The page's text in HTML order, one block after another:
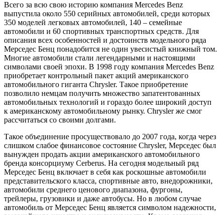
Всего за всю свою историю компания Mercedes Benz
выпустила около 550 серийных автомобилей, среди которых
350 моделей легковых автомобилей, 140 – семейные
автомобили и 60 спортивных транспортных средств. Для
описания всех особенностей и достоинств модельного ряда
Мерседес Бенц понадобится не один увесистый книжный том.
Многие автомобили стали легендарными и настоящими
символами своей эпохи. В 1998 году компания Mercedes Benz
приобретает контрольный пакет акций американского
автомобильного гиганта Chrysler. Такое приобретение
позволило немцам получить множество запатентованных
автомобильных технологий и гораздо более широкий доступ
к американскому автомобильному рынку. Chrysler же смог
рассчитаться со своими долгами.
Такое объединение просуществовало до 2007 года, когда через
слишком слабое финансовое состояние Chrysler, Мерседес был
вынужден продать акции американского автомобильного
бренда консорциуму Cerberus. На сегодня модельный ряд
Мерседес Бенц включает в себя как роскошные автомобили
представительского класса, спортивные авто, внедорожники,
автомобили среднего ценового диапазона, фургоны,
трейлеры, грузовики и даже автобусы. Но в любом случае
автомобиль от Мерседес Бенц является символом надежности,